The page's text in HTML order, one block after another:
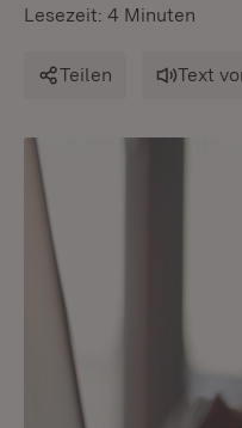
Lesezeit: 4 Minuten
Teilen Text